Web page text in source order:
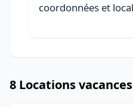
coordonnées et
8 Locations